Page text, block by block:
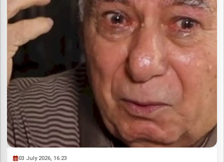
03 July 2026, 16:23